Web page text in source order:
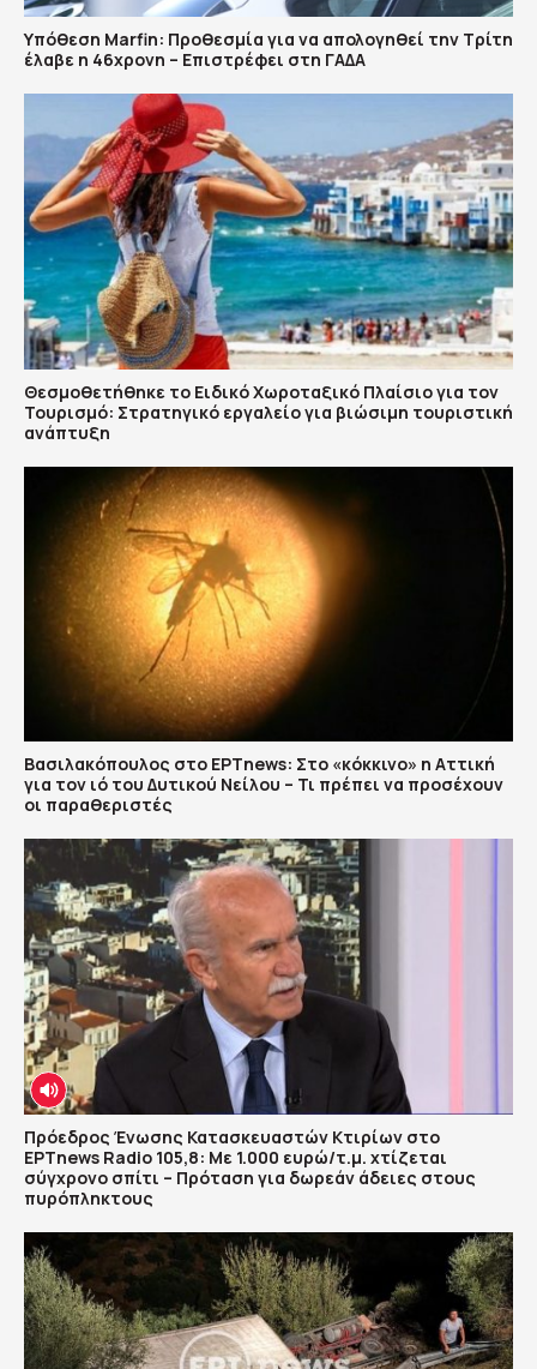
Υπόθεση Marfin: Προθεσμία για να απολογηθεί την Τρίτη
έλαβε η 46χρονη – Επιστρέφει στη ΓΑΔΑ
Θεσμοθετήθηκε το Ειδικό Χωροταξικό Πλαίσιο για τον
Τουρισμό: Στρατηγικό εργαλείο για βιώσιμη τουριστική
ανάπτυξη
Βασιλακόπουλος στο ΕΡΤnews: Στο «κόκκινο» η Αττική
για τον ιό του Δυτικού Νείλου – Τι πρέπει να προσέχουν
οι παραθεριστές
Πρόεδρος Ένωσης Κατασκευαστών Κτιρίων στο
ΕΡΤnews Radio 105,8: Με 1.000 ευρώ/τ.μ. χτίζεται
σύγχρονο σπίτι – Πρόταση για δωρεάν άδειες στους
πυρόπληκτους